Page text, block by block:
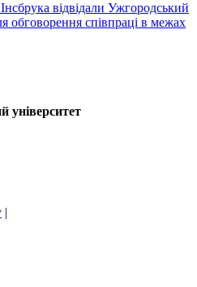
відвідали Ужгородський
обговорення співпраці в межах
університет
|